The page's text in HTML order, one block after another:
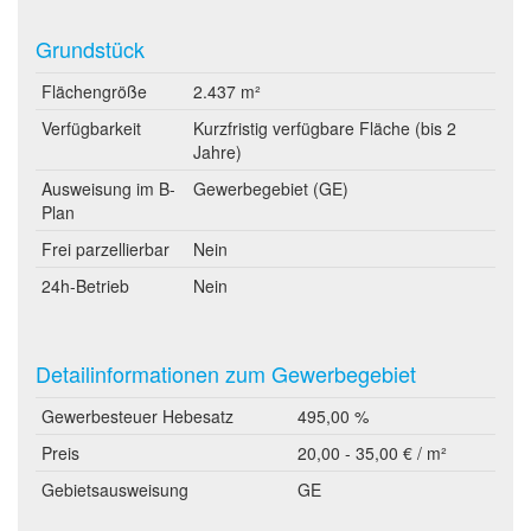
Grundstück
Flächengröße
2.437 m²
Verfügbarkeit
Kurzfristig verfügbare Fläche (bis 2
Jahre)
Ausweisung im B-
Plan
Gewerbegebiet (GE)
Frei parzellierbar
Nein
24h-Betrieb
Nein
Detailinformationen zum Gewerbegebiet
Gewerbesteuer Hebesatz
495,00 %
Preis
20,00 - 35,00 € / m²
Gebietsausweisung
GE